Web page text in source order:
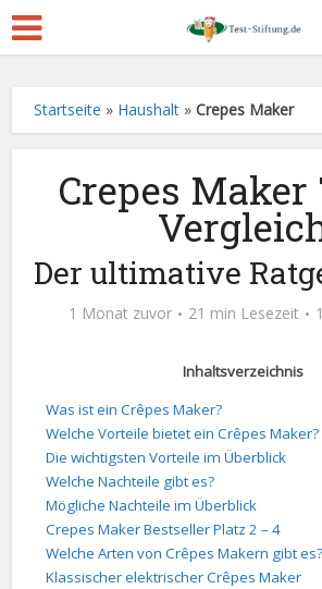
Startseite » Haushalt »Crepes Maker
Crepes Maker
Der ultimative
1 Monat zuvor 21 min Lesezeit
Inhaltsverzeichnis
Was ist ein Crêpes Maker?
Welche Vorteile bietet ein Crêpes Maker?
Die wichtigsten Vorteile im Überblick
Welche Nachteile gibt es?
Mögliche Nachteile im Überblick
Crepes Maker Bestseller Platz 2 – 4
Welche Arten von Crêpes Makern gibt es?
Klassischer elektrischer Crêpes Maker